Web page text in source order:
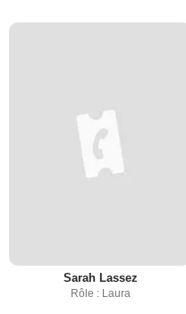
Sarah Lassez
Rôle : Laura